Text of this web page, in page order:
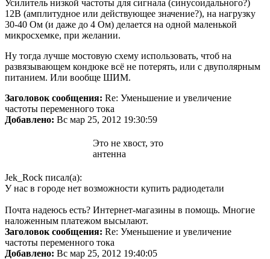
Усилитель низкой частоты для сигнала (синусоидального?)
12В (амплитудное или действующее значение?), на нагрузку
30-40 Ом (и даже до 4 Ом) делается на одной маленькой
микросхемке, при желании.
Ну тогда лучше мостовую схему использовать, чтоб на
развязывающем кондюке всё не потерять, или с двуполярным
питанием. Или вообще ШИМ.
Заголовок сообщения: Re: Уменьшение и увеличение
частоты переменного тока
Добавлено: Вс мар 25, 2012 19:30:59
Это не хвост, это
антенна
Jek_Rock писал(а):
У нас в городе нет возможности купить радиодетали
Почта надеюсь есть? Интернет-магазины в помощь. Многие
наложенным платежом высылают.
Заголовок сообщения: Re: Уменьшение и увеличение
частоты переменного тока
Добавлено: Вс мар 25, 2012 19:40:05